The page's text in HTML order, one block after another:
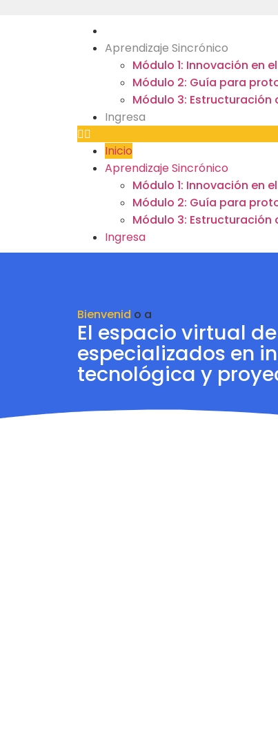
Aprendizaje Sincrónico
Módulo 1: Innovación en
Módulo 2: Guía para
Módulo 3:
Ingresa
Inicio
Aprendizaje Sincrónico
Módulo 1: Innovación en
Módulo 2: Guía para
Módulo 3:
Ingresa
Bienvenid o a
El espacio virtual
especializados en
tecnológica y